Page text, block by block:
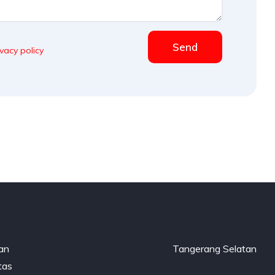
policy Send
Tangerang Selatan